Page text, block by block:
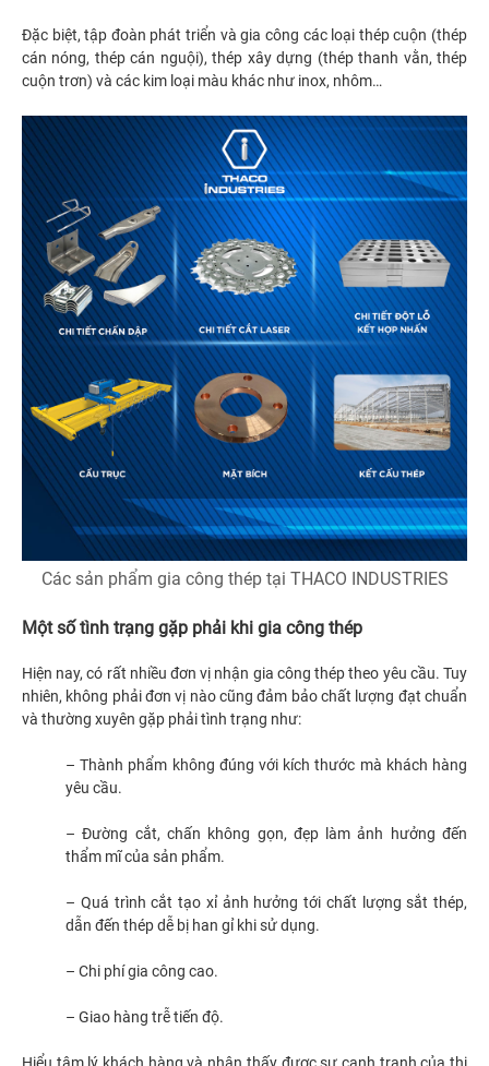
Đặc biệt, tập đoàn phát triển và gia công các loại thép cuộn (thép
cán nóng, thép cán nguội), thép xây dựng (thép thanh vằn, thép
cuộn trơn) và các kim loại màu khác như inox, nhôm…
Các sản phẩm gia công thép tại THACO INDUSTRIES
Một số tình trạng gặp phải khi gia công thép
Hiện nay, có rất nhiều đơn vị nhận gia công thép theo yêu cầu. Tuy
nhiên, không phải đơn vị nào cũng đảm bảo chất lượng đạt chuẩn
và thường xuyên gặp phải tình trạng như:
– Thành phẩm không đúng với kích thước mà khách hàng
yêu cầu.
– Đường cắt, chấn không gọn, đẹp làm ảnh hưởng đến
thẩm mĩ của sản phẩm.
– Quá trình cắt tạo xỉ ảnh hưởng tới chất lượng sắt thép,
dẫn đến thép dễ bị han gỉ khi sử dụng.
– Chi phí gia công cao.
– Giao hàng trễ tiến độ.